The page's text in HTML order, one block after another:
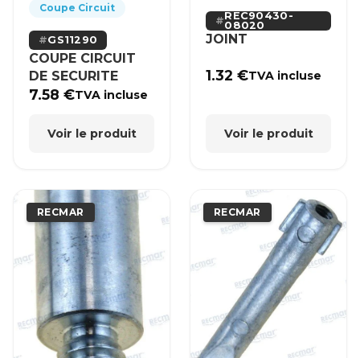
Coupe Circuit
GS11290
COUPE CIRCUIT
DE SECURITE
7.58€TVA incluse
Voir le produit
REC90430-
08020
JOINT
1.32€TVA incluse
Voir le produit
RECMAR RECMAR